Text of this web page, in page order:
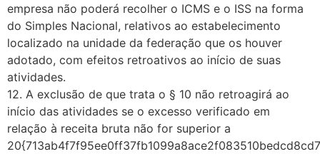
empresa não poderá recolher o ICMS e o ISS na forma
do Simples Nacional, relativos ao estabelecimento
localizado na unidade da federação que os houver
adotado, com efeitos retroativos ao início de suas
atividades.
12. A exclusão de que trata o § 10 não retroagirá ao
início das atividades se o excesso verificado em
relação à receita bruta não for superior a